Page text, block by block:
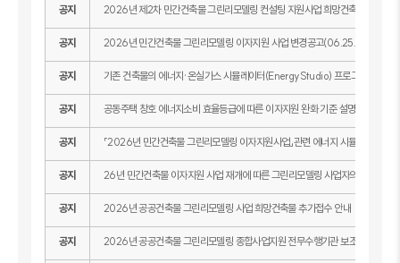
공지 2026년 제2차 민간건축물 그린리모델링 컨설팅 지원사업 희망건축물 모집 공
공지 2026년 민간건축물 그린리모델링 이자지원 사업 변경공고(06.25.)
공지 기존 건축물의 에너지·온실가스 시뮬레이터(EnergyStudio) 프로그램 수정 공
공지 공동주택 창호 에너지소비 효율등급에 따른 이자지원 완화 기준 설명서
공지 「2026년 민간건축물 그린리모델링 이자지원사업」관련 에너지 시뮬레이션 안내
공지 26년 민간건축물 이자지원 사업 재개에 따른 그린리모델링 사업자의 등록
공지 2026년 공공건축물 그린리모델링 사업 희망건축물 추가접수 안내
공지 2026년 공공건축물 그린리모델링 종합사업지원 전무수행기관 보조사업자 모